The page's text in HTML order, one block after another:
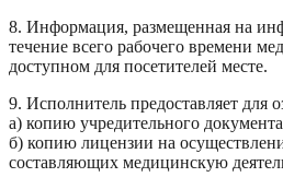
8. Информация, размещенная на
течение всего рабочего времени
доступном для посетителей месте.
9. Исполнитель предоставляет для
а) копию учредительного
б) копию лицензии на
составляющих медицинскую